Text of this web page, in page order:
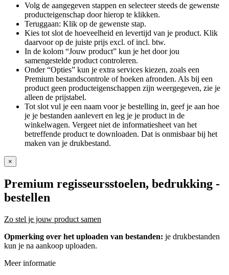
Volg de aangegeven stappen en selecteer steeds de gewenste
producteigenschap door hierop te klikken.
Teruggaan: Klik op de gewenste stap.
Kies tot slot de hoeveelheid en levertijd van je product. Klik
daarvoor op de juiste prijs excl. of incl. btw.
In de kolom “Jouw product” kun je het door jou
samengestelde product controleren.
Onder “Opties” kun je extra services kiezen, zoals een
Premium bestandscontrole of hoeken afronden. Als bij een
product geen producteigenschappen zijn weergegeven, zie je
alleen de prijstabel.
Tot slot vul je een naam voor je bestelling in, geef je aan hoe
je je bestanden aanlevert en leg je je product in de
winkelwagen. Vergeet niet de informatiesheet van het
betreffende product te downloaden. Dat is onmisbaar bij het
maken van je drukbestand.
×
Premium regisseursstoelen, bedrukking -
bestellen
Zo stel je jouw product samen
Opmerking over het uploaden van bestanden: je drukbestanden
kun je na aankoop uploaden.
Meer informatie